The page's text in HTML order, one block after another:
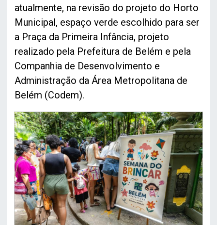
atualmente, na revisão do projeto do Horto
Municipal, espaço verde escolhido para ser
a Praça da Primeira Infância, projeto
realizado pela Prefeitura de Belém e pela
Companhia de Desenvolvimento e
Administração da Área Metropolitana de
Belém (Codem).